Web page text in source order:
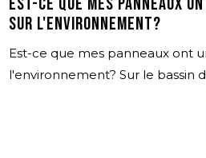
Est-ce que mes panneaux
sur l'environnement?
Est-ce que mes panneaux ont
l'environnement? Sur le bassin